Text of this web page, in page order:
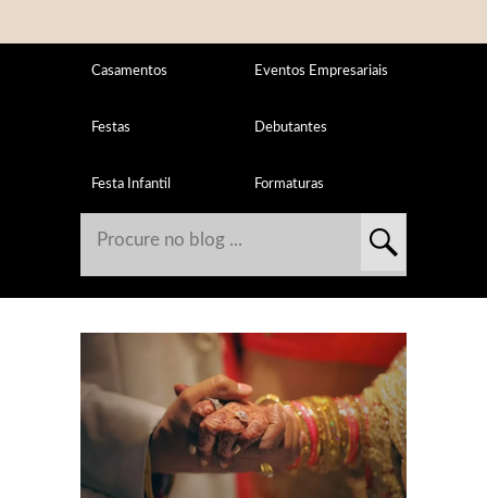
Casamentos Eventos Empresariais
Festas Debutantes
Festa Infantil Formaturas